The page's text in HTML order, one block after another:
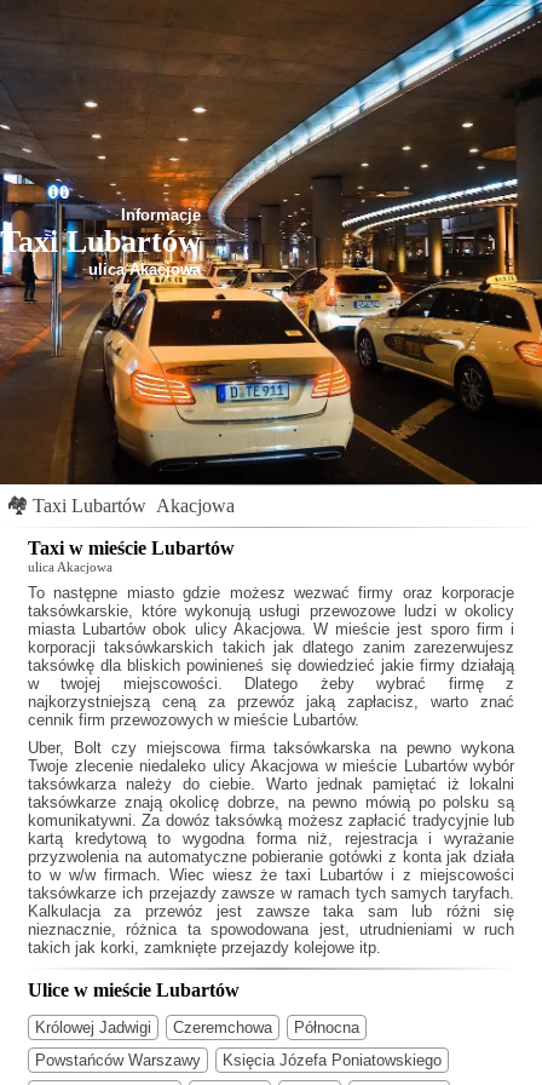
Informacje
Taxi Lubartów
ulica Akacjowa
🏘 Taxi Lubartów Akacjowa
Taxi w mieście Lubartów
ulica Akacjowa
To następne miasto gdzie możesz wezwać firmy oraz korporacje
taksówkarskie, które wykonują usługi przewozowe ludzi w okolicy
miasta Lubartów obok ulicy Akacjowa. W mieście jest sporo firm i
korporacji taksówkarskich takich jakdlatego zanim zarezerwujesz
taksówkę dla bliskich powinieneś się dowiedzieć jakie firmy działają
w twojej miejscowości. Dlatego żeby wybrać firmę z
najkorzystniejszą ceną za przewóz jaką zapłacisz, warto znać
cennik firm przewozowych w mieście Lubartów.
Uber, Bolt czy miejscowa firma taksówkarska na pewno wykona
Twoje zlecenie niedaleko ulicy Akacjowa w mieście Lubartów wybór
taksówkarza należy do ciebie. Warto jednak pamiętać iż lokalni
taksówkarze znają okolicę dobrze, na pewno mówią po polsku są
komunikatywni. Za dowóz taksówką możesz zapłacić tradycyjnie lub
kartą kredytową to wygodna forma niż, rejestracja i wyrażanie
przyzwolenia na automatyczne pobieranie gotówki z konta jak działa
to w w/w firmach. Wiec wiesz żetaxi Lubartówi z miejscowości
taksówkarze ich przejazdy zawsze w ramach tych samych taryfach.
Kalkulacja za przewóz jest zawsze taka sam lub różni się
nieznacznie, różnica ta spowodowana jest, utrudnieniami w ruch
takich jak korki, zamknięte przejazdy kolejowe itp.
Ulice w mieście Lubartów
Królowej Jadwigi Czeremchowa
Północna
Powstańców Warszawy
Księcia Józefa Poniatowskiego